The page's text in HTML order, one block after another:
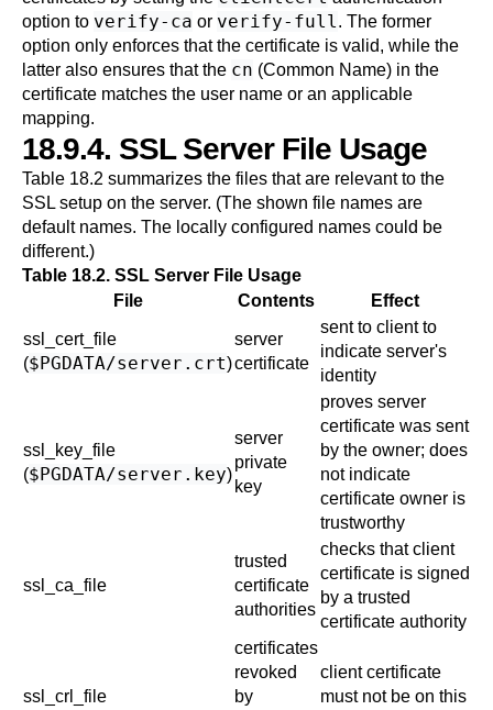
option to verify-ca or verify-full. The former
option only enforces that the certificate is valid, while the
latter also ensures that the cn (Common Name) in the
certificate matches the user name or an applicable
mapping.
18.9.4. SSL Server File Usage
Table 18.2 summarizes the files that are relevant to the
SSL setup on the server. (The shown file names are
default names. The locally configured names could be
different.)
Table 18.2. SSL Server File Usage
File
Contents Effect
ssl_cert_file
($PGDATA/server.crt)
server
certificate
sent to client to
indicate server's
identity
ssl_key_file
($PGDATA/server.key)
server
private
key
proves server
certificate was sent
by the owner; does
not indicate
certificate owner is
trustworthy
ssl_ca_file
trusted
certificate
authorities
checks that client
certificate is signed
by a trusted
certificate authority
ssl_crl_file
certificates
revoked
by
client certificate
must not be on this